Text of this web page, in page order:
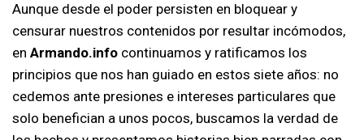
Aunque desde el poder persisten en bloquear y
censurar nuestros contenidos por resultar incómodos,
en Armando.info continuamos y ratificamos los
principios que nos han guiado en estos siete años: no
cedemos ante presiones e intereses particulares que
solo benefician a unos pocos, buscamos la verdad de